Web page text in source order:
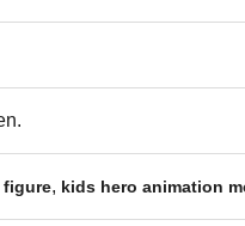
figure, kids hero animation